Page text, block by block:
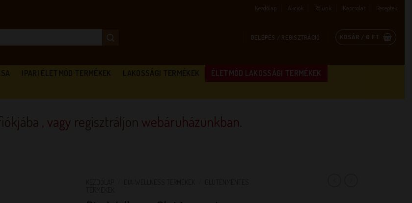
Kezdőlap Akciók Rólunk Kapcsolat Receptek
BELÉPÉS / REGISZTRÁCIÓ KOSÁR / 0 FT
IPARI ÉLETMÓD TERMÉKEK LAKOSSÁGI TERMÉKEK
ÉLETMÓD LAKOSSÁGI TERMÉKEK
, vagy regisztráljon webáruházunkban.